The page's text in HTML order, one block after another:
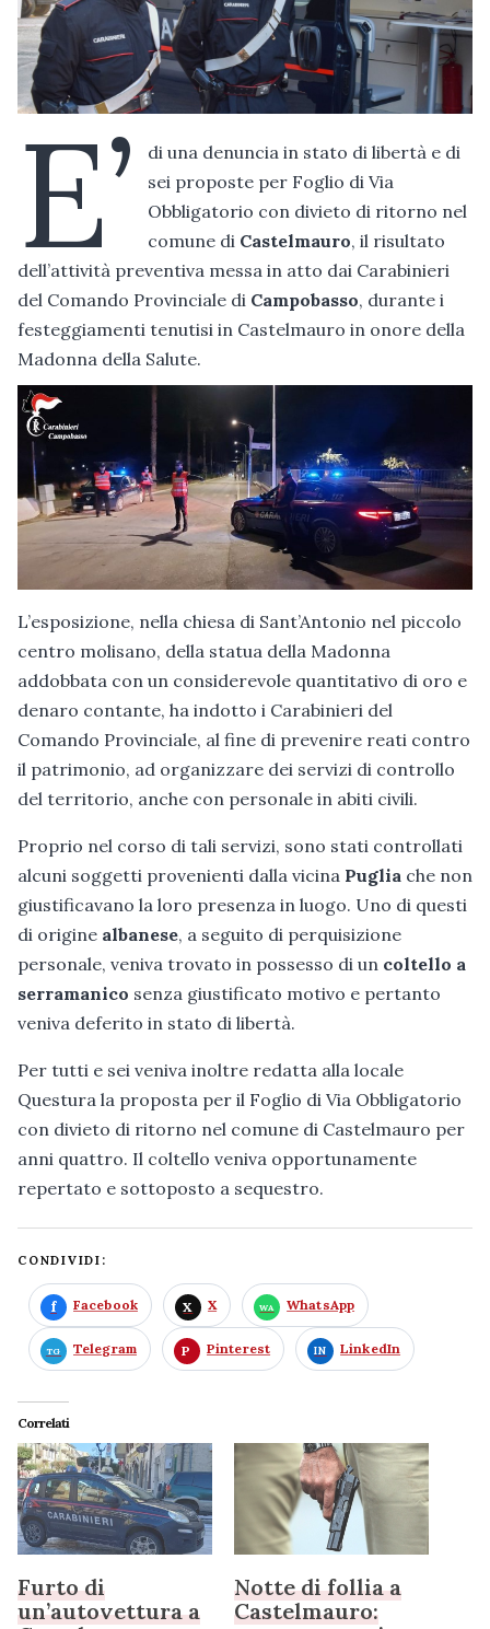
E’
di una denuncia in stato di libertà e di
sei proposte per Foglio di Via
Obbligatorio con divieto di ritorno nel
comune di Castelmauro, il risultato
dell’attività preventiva messa in atto dai Carabinieri
del Comando Provinciale di Campobasso, durante i
festeggiamenti tenutisi in Castelmauro in onore della
Madonna della Salute.
L’esposizione, nella chiesa di Sant’Antonio nel piccolo
centro molisano, della statua della Madonna
addobbata con un considerevole quantitativo di oro e
denaro contante, ha indotto i Carabinieri del
Comando Provinciale, al fine di prevenire reati contro
il patrimonio, ad organizzare dei servizi di controllo
del territorio, anche con personale in abiti civili.
Proprio nel corso di tali servizi, sono stati controllati
alcuni soggetti provenienti dalla vicina Puglia che non
giustificavano la loro presenza in luogo. Uno di questi
di origine albanese, a seguito di perquisizione
personale, veniva trovato in possesso di un coltello a
serramanico senza giustificato motivo e pertanto
veniva deferito in stato di libertà.
Per tutti e sei veniva inoltre redatta alla locale
Questura la proposta per il Foglio di Via Obbligatorio
con divieto di ritorno nel comune di Castelmauro per
anni quattro. Il coltello veniva opportunamente
repertato e sottoposto a sequestro.
CONDIVIDI:
Facebook X WhatsApp
Telegram Pinterest LinkedIn
Correlati
Furto di
un’autovettura a
Notte di follia a
Castelmauro: